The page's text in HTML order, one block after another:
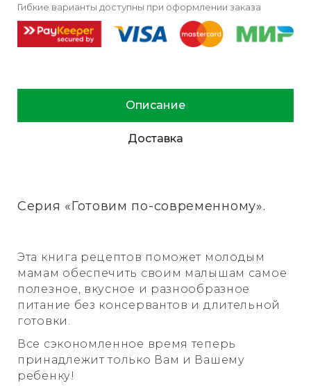
Гибкие варианты доступны при оформлении заказа
Описание
Доставка
Эта книга рецептов поможет молодым
мамам обеспечить своим малышам самое
полезное, вкусное и разнообразное
питание без консервантов и длительной
готовки.
Все сэкономленное время теперь
принадлежит только Вам и Вашему
ребенку!
Серия «Готовим по-современному».